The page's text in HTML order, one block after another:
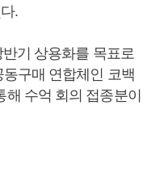
.
기 상용화를 목표로
구매 연합체인 코백
해 수억 회의 접종분이